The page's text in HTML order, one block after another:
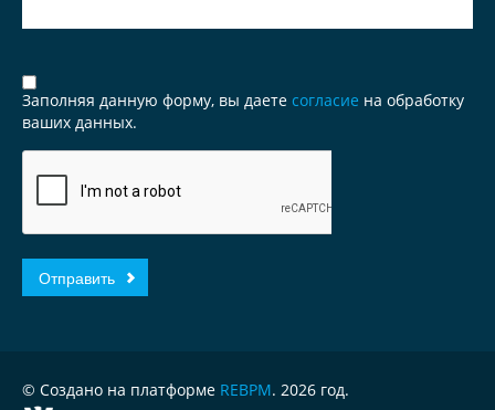
Заполняя данную форму, вы даете согласие на обработку
ваших данных.
© Создано на платформе REBPM. 2026 год.